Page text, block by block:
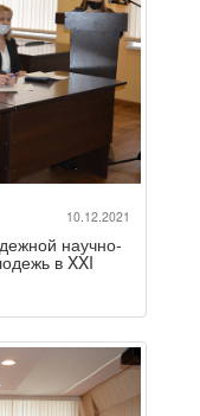
10.12.2021
научно-
в XXI